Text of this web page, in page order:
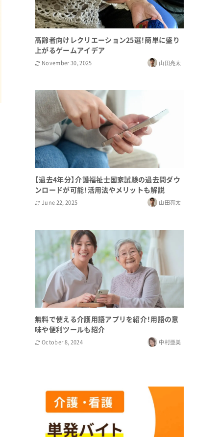
高齢者向けレクリエーション25選！簡単に盛り
上がるゲームアイデア
November 30, 2025 山田亮太
【過去4年分】介護福祉士国家試験の過去問ダウ
ンロードが可能！活用法やメリットも解説
June 22, 2025 山田亮太
無料で使える介護用語アプリを紹介！用語の意
味や便利ツールも紹介
October 8, 2024 中村亜美